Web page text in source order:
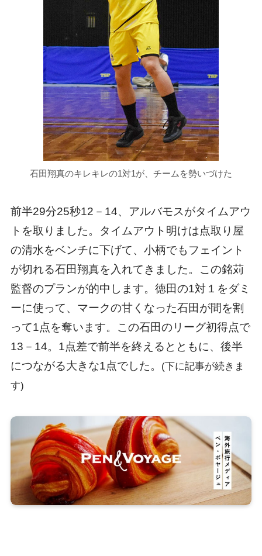
石田翔真のキレキレの1対1が、チームを勢いづけた
前半29分25秒12－14、アルバモスがタイムアウ
トを取りました。タイムアウト明けは点取り屋
の清水をベンチに下げて、小柄でもフェイント
が切れる石田翔真を入れてきました。この銘苅
監督のプランが的中します。徳田の1対１をダミ
ーに使って、マークの甘くなった石田が間を割
って1点を奪います。この石田のリーグ初得点で
13－14。1点差で前半を終えるとともに、後半
につながる大きな1点でした。
(下に記事が続きま
す)